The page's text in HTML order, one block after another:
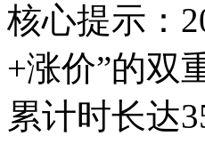
核心提示：
+涨价”的双
累计时长达